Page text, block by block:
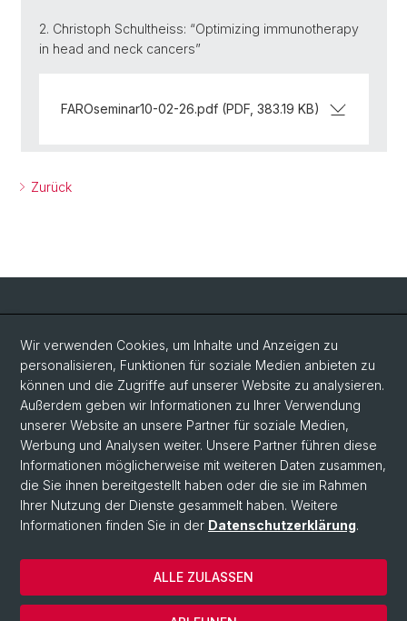
2. Christoph Schultheiss: “Optimizing immunotherapy
in head and neck cancers”
FAROseminar10-02-26.pdf (PDF, 383.19 KB)
Zurück
Social Media
LinkedIn
Bluesky
Vimeo
© Universität Basel
Datenschutzerklärung
Wir verwenden Cookies, um Inhalte und Anzeigen zu
personalisieren, Funktionen für soziale Medien anbieten zu
können und die Zugriffe auf unserer Website zu analysieren.
Außerdem geben wir Informationen zu Ihrer Verwendung
unserer Website an unsere Partner für soziale Medien,
Werbung und Analysen weiter. Unsere Partner führen diese
Informationen möglicherweise mit weiteren Daten zusammen,
die Sie ihnen bereitgestellt haben oder die sie im Rahmen
Ihrer Nutzung der Dienste gesammelt haben. Weitere
Informationen finden Sie in der Datenschutzerklärung.
ALLE ZULASSEN